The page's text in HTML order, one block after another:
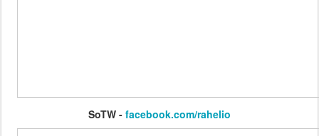
SoTW - facebook.com/rahelio